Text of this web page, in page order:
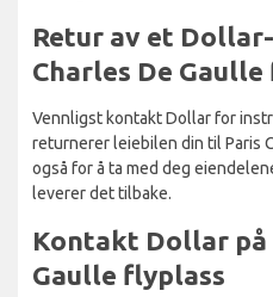
Retur av et
Charles De
Vennligst kontakt Dollar for
returnerer leiebilen din til Paris
også for å ta med deg
leverer det tilbake.
Kontakt Dollar på
Gaulle flyplass